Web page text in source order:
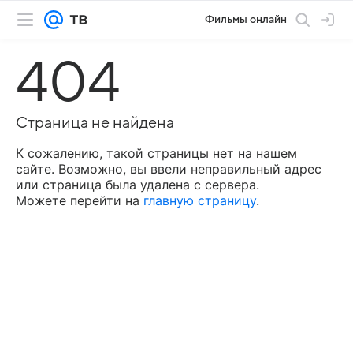
Фильмы онлайн
404
Страница не найдена
К сожалению, такой страницы нет на нашем
сайте. Возможно, вы ввели неправильный адрес
или страница была удалена с сервера.
Можете перейти на главную страницу.